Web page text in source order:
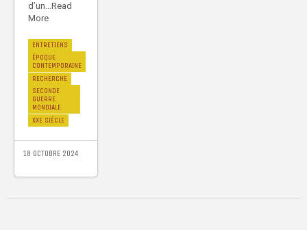
d’un...Read
More
ENTRETIENS
ÉPOQUE
CONTEMPORAINE
RECHERCHE
SECONDE
GUERRE
MONDIALE
XXE SIÈCLE
18 OCTOBRE 2024